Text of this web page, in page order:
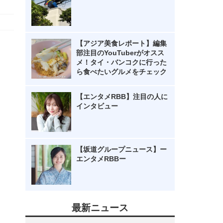
【アジア美食レポート】編集
部注目のYouTuberがオスス
メ！タイ・バンコクに行った
ら食べたいグルメをチェック
【エンタメRBB】注目の人に
インタビュー
【坂道グループニュース】ー
エンタメRBBー
最新ニュース